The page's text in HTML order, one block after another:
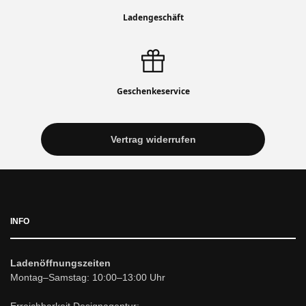
Ladengeschäft
Geschenkeservice
Vertrag widerrufen
INFO
Ladenöffnungszeiten
Montag–Samstag: 10:00–13:00 Uhr